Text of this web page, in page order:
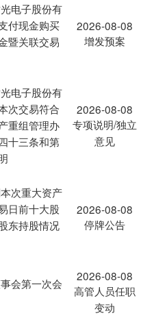
电子股份有
付现金购买
暨关联交易
2026-08-08
增发预案
电子股份有
次交易符合
重组管理办
十三条和第
2026-08-08
专项说明/独立
意见
次重大资产
日前十大股
东持股情况
2026-08-08
停牌公告
会第一次会
2026-08-08
高管人员任职
变动